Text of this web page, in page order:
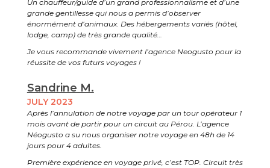
Un chauffeur/guide d’un grand professionnalisme et d’une
grande gentillesse qui nous a permis d’observer
énormément d’animaux. Des hébergements variés (hôtel,
lodge, camp) de très grande qualité…
Je vous recommande vivement l’agence Neogusto pour la
réussite de vos futurs voyages !
Sandrine M.
JULY 2023
Après l’annulation de notre voyage par un tour opérateur 1
mois avant de partir pour un circuit au Pérou. L’agence
Néogusto a su nous organiser notre voyage en 48h de 14
jours pour 4 adultes.
Première expérience en voyage privé, c’est TOP. Circuit très